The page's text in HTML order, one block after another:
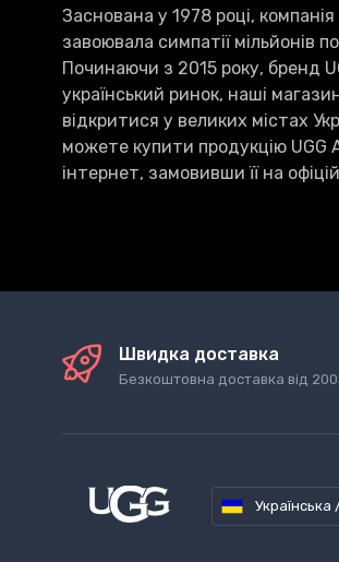
Заснована у 1978 році,
завоювала симпатії мільйонів
Починаючи з 2015 року, бренд
український ринок, наші
відкритися у великих містах
можете купити продукцію UGG
інтернет, замовивши її на
Швидка доставка
Безкоштовна доставка від
Українська